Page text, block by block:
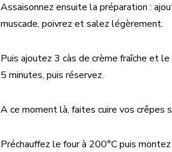
Assaisonnez ensuite la préparation :
muscade, poivrez et salez légèrement.
Puis ajoutez 3 càs de crème fraîche et
5 minutes, puis réservez.
A ce moment là, faites cuire vos crêpes
Préchauffez le four à 200°C puis